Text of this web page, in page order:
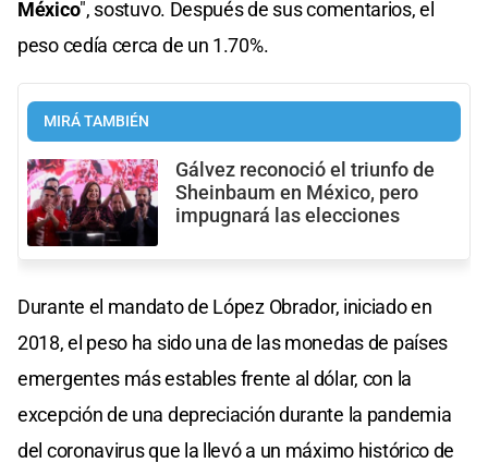
México", sostuvo. Después de sus comentarios, el
peso cedía cerca de un 1.70%.
MIRÁ TAMBIÉN
Gálvez reconoció el triunfo de
Sheinbaum en México, pero
impugnará las elecciones
Durante el mandato de López Obrador, iniciado en
2018, el peso ha sido una de las monedas de países
emergentes más estables frente al dólar, con la
excepción de una depreciación durante la pandemia
del coronavirus que la llevó a un máximo histórico de